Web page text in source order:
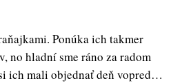
Ponúka ich takmer
no hladní sme ráno za radom
ich mali objednať deň vopred…